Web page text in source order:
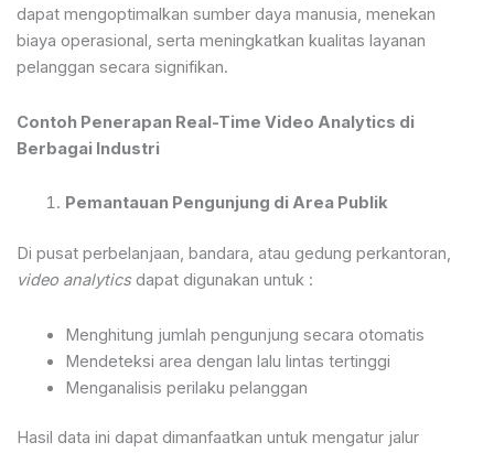
dapat mengoptimalkan sumber daya manusia, menekan
biaya operasional, serta meningkatkan kualitas layanan
pelanggan secara signifikan.
Contoh Penerapan Real-Time Video Analytics di
Berbagai Industri
Pemantauan Pengunjung di Area Publik
Di pusat perbelanjaan, bandara, atau gedung perkantoran,
video analyticsdapat digunakan untuk :
Menghitung jumlah pengunjung secara otomatis
Mendeteksi area dengan lalu lintas tertinggi
Menganalisis perilaku pelanggan
Hasil data ini dapat dimanfaatkan untuk mengatur jalur